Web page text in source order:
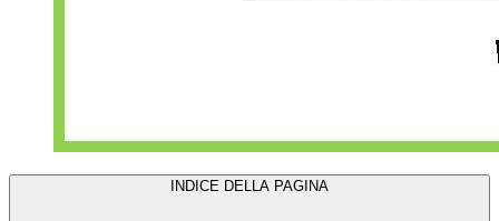
INDICE DELLA PAGINA